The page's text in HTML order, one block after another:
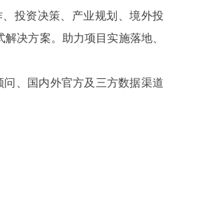
投资决策、产业规划、境外投
决方案。助力项目实施落地、
、国内外官方及三方数据渠道